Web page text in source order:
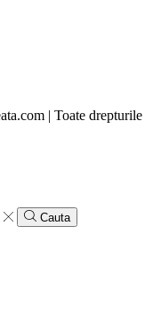
| Toate drepturile
Cauta